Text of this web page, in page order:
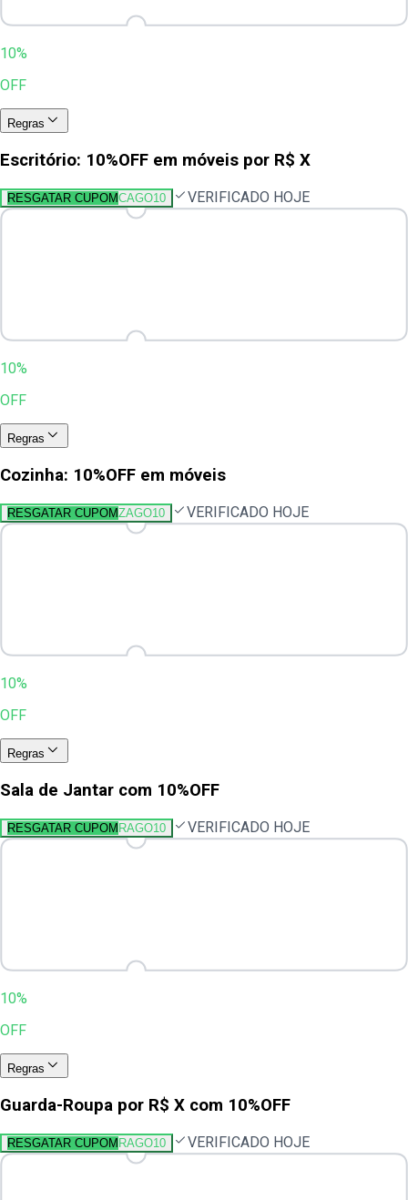
10%
OFF
Regras
Escritório: 10%OFF em móveis por R$ X
RESGATAR CUPOMCAGO10 VERIFICADO HOJE
10%
OFF
Regras
Cozinha: 10%OFF em móveis
RESGATAR CUPOMZAGO10 VERIFICADO HOJE
10%
OFF
Regras
Sala de Jantar com 10%OFF
RESGATAR CUPOMRAGO10 VERIFICADO HOJE
10%
OFF
Regras
Guarda-Roupa por R$ X com 10%OFF
RESGATAR CUPOM RAGO10 VERIFICADO HOJE